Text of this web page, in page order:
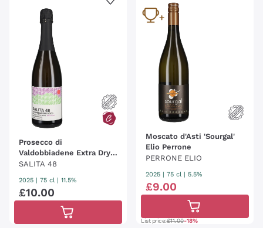
Prosecco di
Valdobbiadene Extra Dry
Salita 48
SALITA 48
2025 75 cl | 11.5%
£10.00
Moscato d'Asti 'Sourgal'
Elio Perrone
PERRONE ELIO
2025 75 cl | 5.5%
£9.00
List price:£11.00-18%